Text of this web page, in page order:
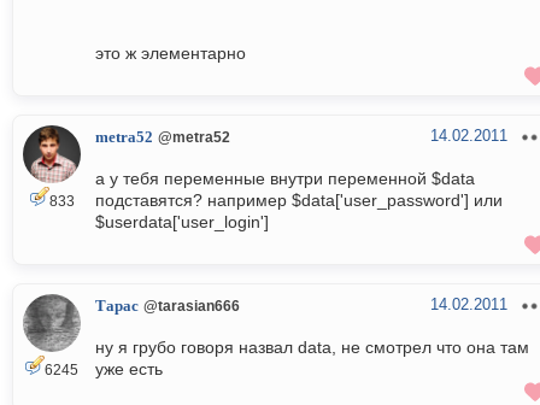
это ж элементарно
833
metra52 @metra52 14.02.2011
а у тебя переменные внутри переменной $data
подставятся? например $data['user_password'] или
$userdata['user_login']
6245
Тарас @tarasian666 14.02.2011
ну я грубо говоря назвал data, не смотрел что она там
уже есть